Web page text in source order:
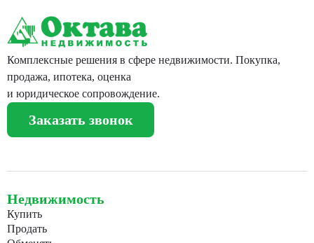
Комплексные решения в сфере недвижимости. Покупка,
продажа, ипотека, оценка
и юридическое сопровождение.
Заказать звонок
Недвижимость
Купить
Продать